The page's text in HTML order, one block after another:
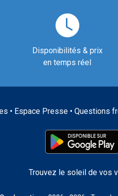
Disponibilités & prix
en temps réel
• Espace Presse• Questions
Trouvez le soleil de vos